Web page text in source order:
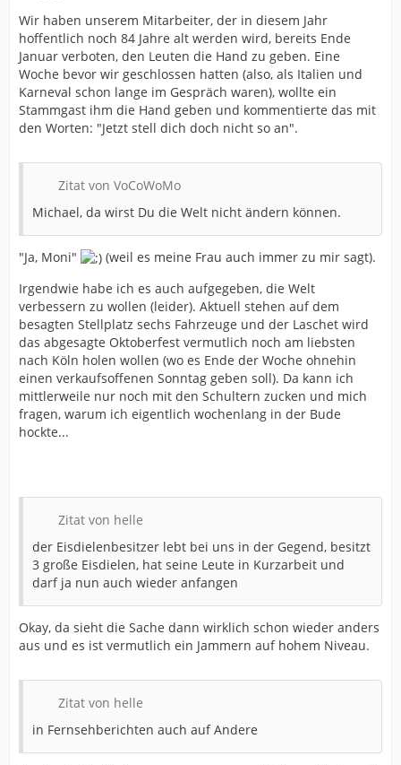
Wir haben unserem Mitarbeiter, der in diesem Jahr
hoffentlich noch 84 Jahre alt werden wird, bereits Ende
Januar verboten, den Leuten die Hand zu geben. Eine
Woche bevor wir geschlossen hatten (also, als Italien und
Karneval schon lange im Gespräch waren), wollte ein
Stammgast ihm die Hand geben und kommentierte das mit
den Worten: "Jetzt stell dich doch nicht so an".
Zitat von VoCoWoMo
Michael, da wirst Du die Welt nicht ändern können.
"Ja, Moni"
(weil es meine Frau auch immer zu mir sagt).
Irgendwie habe ich es auch aufgegeben, die Welt
verbessern zu wollen (leider). Aktuell stehen auf dem
besagten Stellplatz sechs Fahrzeuge und der Laschet wird
das abgesagte Oktoberfest vermutlich noch am liebsten
nach Köln holen wollen (wo es Ende der Woche ohnehin
einen verkaufsoffenen Sonntag geben soll). Da kann ich
mittlerweile nur noch mit den Schultern zucken und mich
fragen, warum ich eigentlich wochenlang in der Bude
hockte...
Zitat von helle
der Eisdielenbesitzer lebt bei uns in der Gegend, besitzt
3 große Eisdielen, hat seine Leute in Kurzarbeit und
darf ja nun auch wieder anfangen
Okay, da sieht die Sache dann wirklich schon wieder anders
aus und es ist vermutlich ein Jammern auf hohem Niveau.
Zitat von helle
in Fernsehberichten auch auf Andere